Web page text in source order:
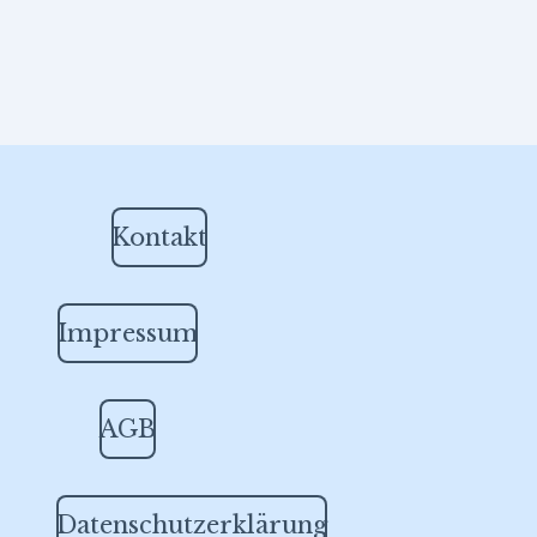
Kontakt
Impressum
AGB
Datenschutzerklärung